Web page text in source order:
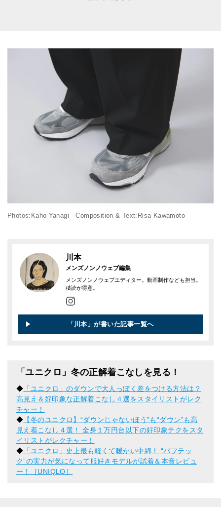
Photos:Kaho Yanagi Composition & Text:Risa Kawamoto
川本
メンズノンノウェブ編集
メンズノンノウェブエディター。動画制作なども担当。
積読が得意。
「川本」が書いた記事一覧へ
「ユニクロ」冬の正解着こなしを見る！
◆ 「ユニクロ」のダウンで大人っぽく差をつける方法は？
高見え＆好印象な正解着こなし４選をスタイリストがレク
チャー！
◆ 【冬のユニクロ】“ダウンじゃないほう”も“ダウン”も高
見え着こなし４選！ 全身１万円台以下の好印象テクをスタ
イリストがレクチャー！
◆ 「ユニクロ」史上最も軽くて暖かい中綿！ “パフテッ
ク”の実力が気になって服好きモデルが試着＆本音レビュ
ー！［UNIQLO］